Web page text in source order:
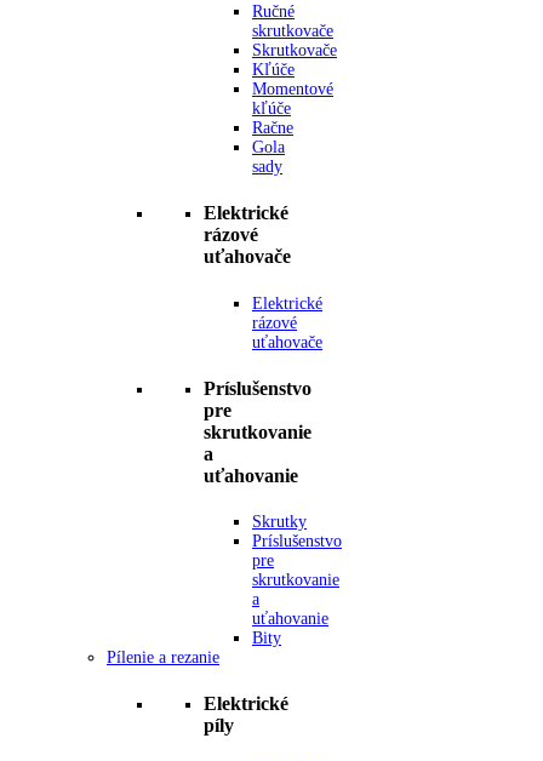
Ručné
skrutkovače
Skrutkovače
Kľúče
Momentové
kľúče
Račne
Gola
sady
Elektrické
rázové
uťahovače
Elektrické
rázové
uťahovače
Príslušenstvo
pre
skrutkovanie
a
uťahovanie
Skrutky
Príslušenstvo
pre
skrutkovanie
a
uťahovanie
Bity
Pílenie a rezanie
Elektrické
píly